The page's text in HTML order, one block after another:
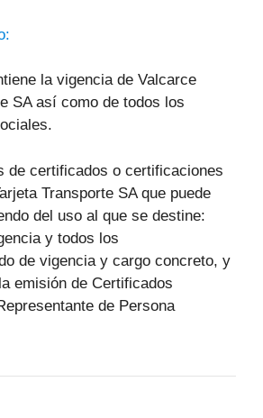
la vigencia de Valcarce
SA así como de todos los
de certificados o certificaciones
Transporte SA que puede
del uso al que se destine:
y todos los
de vigencia y cargo concreto, y
emisión de Certificados
de Persona